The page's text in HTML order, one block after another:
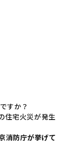
すか？
住宅火災が発生
消防庁が挙げて